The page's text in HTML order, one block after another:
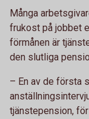
Många
frukost på jobbet
förmånen är
den slutliga
– En av de första
tjänstepension,